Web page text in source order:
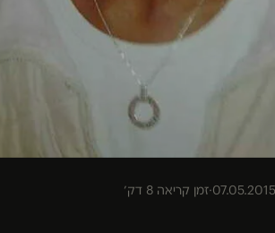
07.05.2015
·זמן קריאה 8 דק׳